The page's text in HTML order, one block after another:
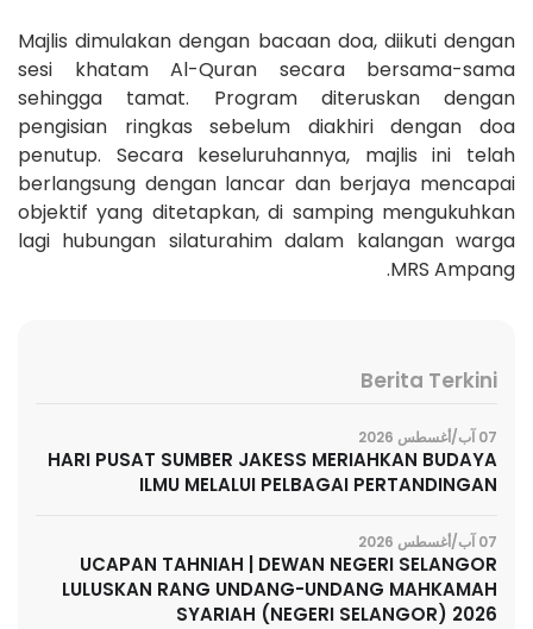
Majlis dimulakan dengan bacaan doa, diikuti dengan
sesi khatam Al-Quran secara bersama-sama
sehingga tamat. Program diteruskan dengan
pengisian ringkas sebelum diakhiri dengan doa
penutup. Secara keseluruhannya, majlis ini telah
berlangsung dengan lancar dan berjaya mencapai
objektif yang ditetapkan, di samping mengukuhkan
lagi hubungan silaturahim dalam kalangan warga
MRS Ampang.
Berita Terkini
07 آب/أغسطس 2026
HARI PUSAT SUMBER JAKESS MERIAHKAN BUDAYA
ILMU MELALUI PELBAGAI PERTANDINGAN
07 آب/أغسطس 2026
UCAPAN TAHNIAH | DEWAN NEGERI SELANGOR
LULUSKAN RANG UNDANG-UNDANG MAHKAMAH
SYARIAH (NEGERI SELANGOR) 2026